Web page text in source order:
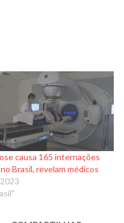
causa 165 internações
Brasil, revelam médicos